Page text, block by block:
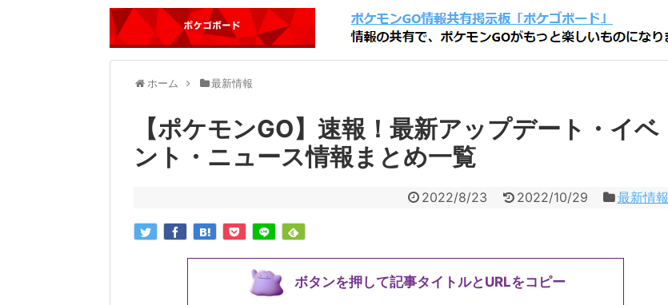
ホーム 最新情報
【ポケモンGO】速報！最新アップデート・イベ
ント・ニュース情報まとめ一覧
2022/8/23 2022/10/29 最新情報
ボタンを押して記事タイトルとURLをコピー